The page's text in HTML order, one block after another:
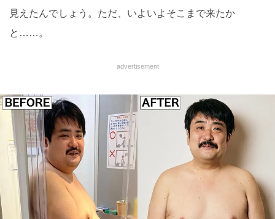
見えたんでしょう。ただ、いよいよそこまで来たか
と……。
advertisement